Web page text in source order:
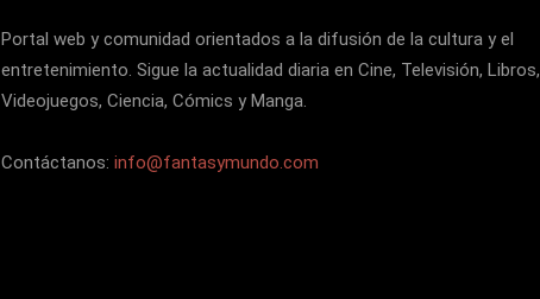
Portal web y comunidad orientados a la difusión de la cultura y el
entretenimiento. Sigue la actualidad diaria en Cine, Televisión, Libros,
Videojuegos, Ciencia, Cómics y Manga.
Contáctanos: info@fantasymundo.com